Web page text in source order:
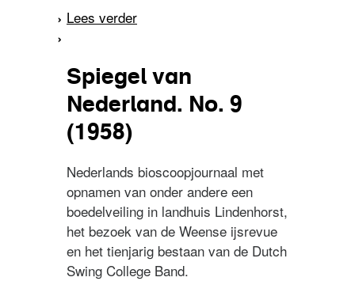
Lees verder
Spiegel van
Nederland. No. 9
(1958)
Nederlands bioscoopjournaal met
opnamen van onder andere een
boedelveiling in landhuis Lindenhorst,
het bezoek van de Weense ijsrevue
en het tienjarig bestaan van de Dutch
Swing College Band.